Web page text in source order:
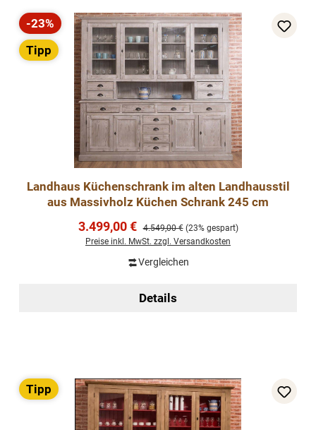
Rabatt
-23%
Tipp
Landhaus Küchenschrank im alten Landhausstil
aus Massivholz Küchen Schrank 245 cm
Verkaufspreis:
3.499,00 € Regulärer Preis:
4.549,00 € (23% gespart)
Preise inkl. MwSt. zzgl. Versandkosten
Vergleichen
Details
Tipp